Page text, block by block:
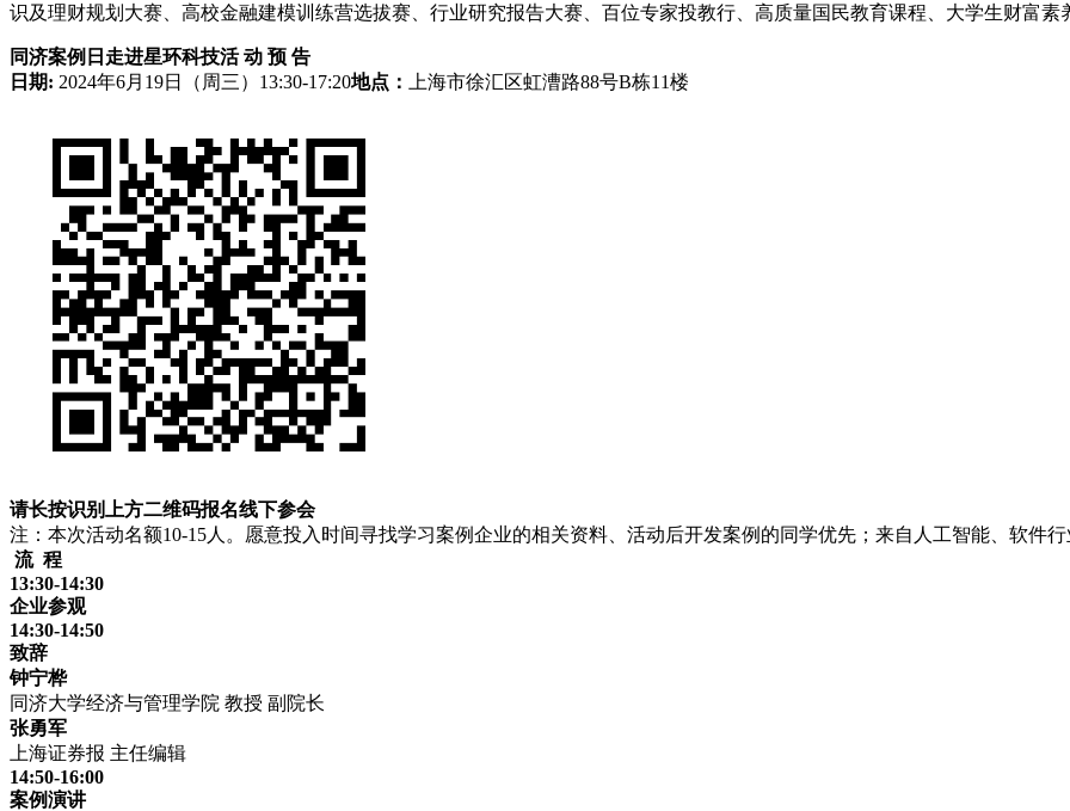
识及理财规划大赛、高校金融建模训练营选拔赛、行业研究报告大赛、百位专家投教行、高质量国民教育课程、大学生财富素
同济案例日 走进星环科技活 动 预 告
日期: 2024年6月19日（周三）13:30-17:20地点： 上海市徐汇区虹漕路88号B栋11楼
请长按识别上方二维码报名线下参会
注：本次活动名额10-15人。愿意投入时间寻找学习案例企业的相关资料、活动后开发案例的同学优先；来自人工智能、软件行
流 程
13:30-14:30
企业参观
14:30-14:50
致辞
钟宁桦
同济大学经济与管理学院 教授 副院长
张勇军
上海证券报 主任编辑
14:50-16:00
案例演讲